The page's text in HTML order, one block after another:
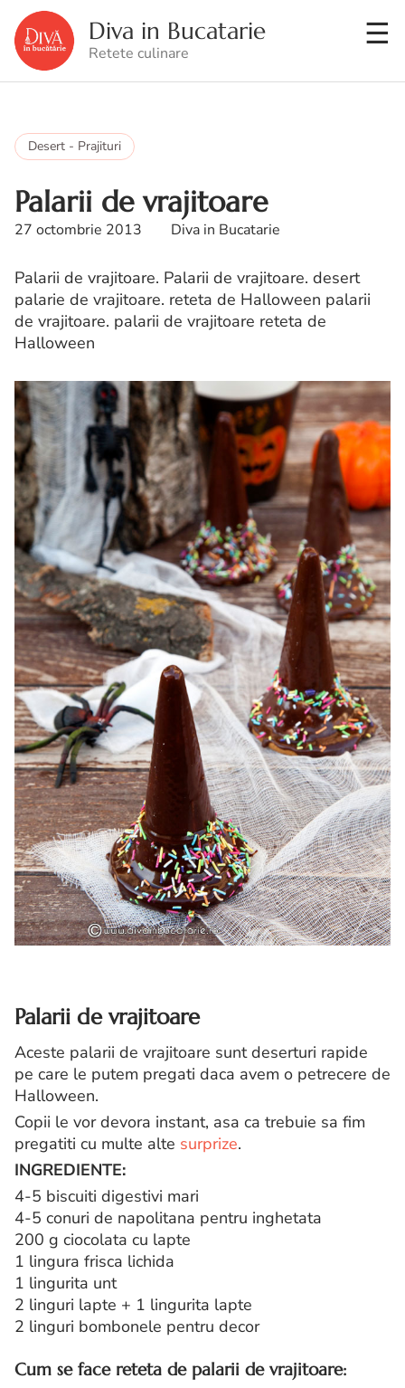
Diva in Bucatarie
Retete culinare
Desert - Prajituri
Palarii de vrajitoare
27 octombrie 2013 Diva in Bucatarie
Palarii de vrajitoare. Palarii de vrajitoare. desert
palarie de vrajitoare. reteta de Halloween palarii
de vrajitoare. palarii de vrajitoare reteta de
Halloween
Palarii de vrajitoare
Aceste palarii de vrajitoare sunt deserturi rapide
pe care le putem pregati daca avem o petrecere de
Halloween.
Copii le vor devora instant, asa ca trebuie sa fim
pregatiti cu multe alte surprize.
INGREDIENTE:
4-5 biscuiti digestivi mari
4-5 conuri de napolitana pentru inghetata
200 g ciocolata cu lapte
1 lingura frisca lichida
1 lingurita unt
2 linguri lapte + 1 lingurita lapte
2 linguri bombonele pentru decor
Cum se face reteta de palarii de vrajitoare: